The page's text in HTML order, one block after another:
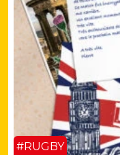
#RUGBY